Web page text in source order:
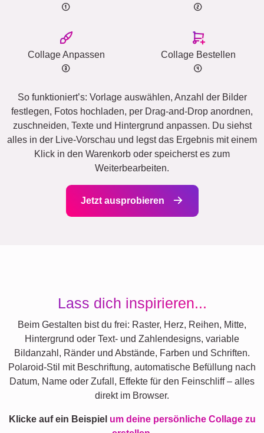
Collage Anpassen Collage Bestellen
So funktioniert’s: Vorlage auswählen, Anzahl der Bilder
festlegen, Fotos hochladen, per Drag-and-Drop anordnen,
zuschneiden, Texte und Hintergrund anpassen. Du siehst
alles in der Live-Vorschau und legst das Ergebnis mit einem
Klick in den Warenkorb oder speicherst es zum
Weiterbearbeiten.
Jetzt ausprobieren
Lass dich inspirieren...
Beim Gestalten bist du frei: Raster, Herz, Reihen, Mitte,
Hintergrund oder Text- und Zahlendesigns, variable
Bildanzahl, Ränder und Abstände, Farben und Schriften.
Polaroid-Stil mit Beschriftung, automatische Befüllung nach
Datum, Name oder Zufall, Effekte für den Feinschliff – alles
direkt im Browser.
Klicke auf ein Beispiel um deine persönliche Collage zu